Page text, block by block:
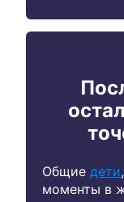
Общиедети
моменты в